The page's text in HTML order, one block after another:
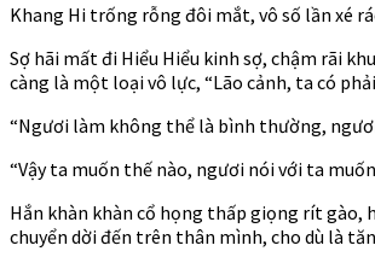
Khang Hi trống rỗng đôi mắt, vô số lần xé
Sợ hãi mất đi Hiểu Hiểu kinh sợ, chậm rãi
càng là một loại vô lực, “Lão cảnh, ta có
“Ngươi làm không thể là bình thường,
“Vậy ta muốn thế nào, ngươi nói với ta
Hắn khàn khàn cổ họng thấp giọng rít gào,
chuyển dời đến trên thân mình, cho dù là